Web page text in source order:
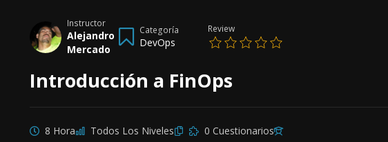
Instructor
Alejandro
Mercado
Categoría
DevOps
Review
Introducción a FinOps
8 Hora Todos Los Niveles 0 Cuestionarios